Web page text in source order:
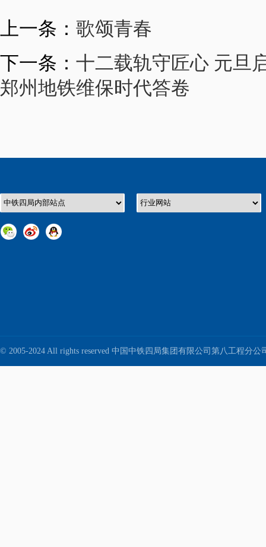
上一条： 歌颂青春
下一条： 十二载轨守匠心 元
郑州地铁维保时代答卷
© 2005-2024 All rights reserved 中国中铁四局集团有限公司第八工程分